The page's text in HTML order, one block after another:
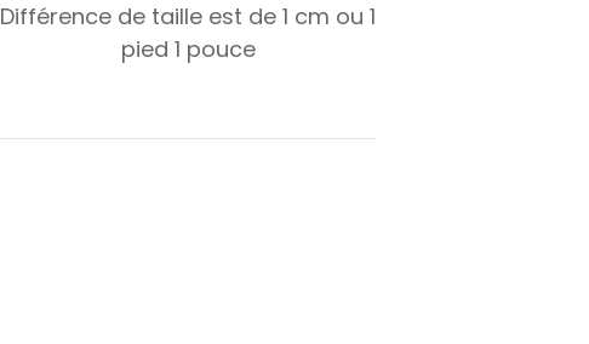
Différence de taille est de1 cm ou1
pied 1 pouce